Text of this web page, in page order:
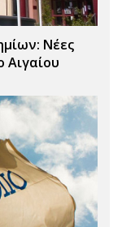
Νέες
Αιγαίου